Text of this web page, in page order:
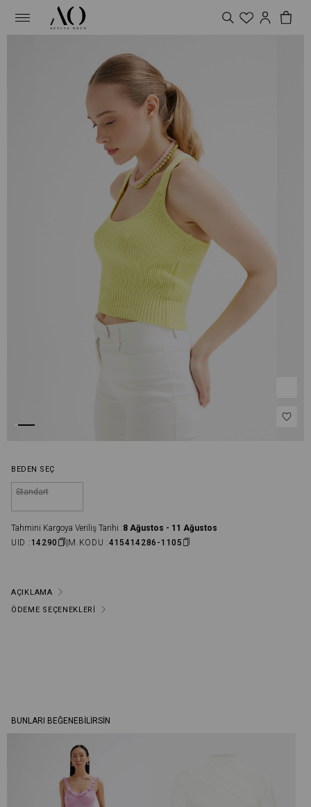
BEDEN SEÇ
Standart
Tahmini Kargoya Veriliş Tarihi :8 Ağustos - 11 Ağustos
UID :14290 M.KODU :415414286-1105
AÇIKLAMA
ÖDEME SEÇENEKLERI
BUNLARI BEĞENEBILIRSIN